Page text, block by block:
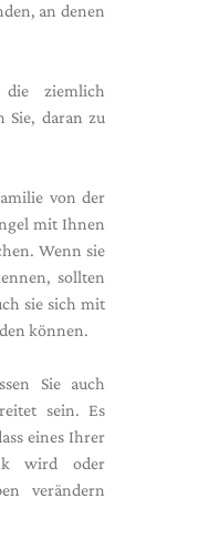
an denen
ziemlich
Sie, daran zu
von der
mit Ihnen
Wenn sie
sollten
sie sich mit
können.
Sie auch
sein. Es
eines Ihrer
wird oder
verändern